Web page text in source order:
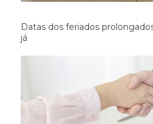
Datas dos feriados
já